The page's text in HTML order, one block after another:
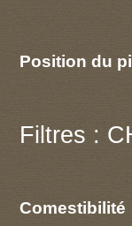
Position du
Filtres :
Comestibilité